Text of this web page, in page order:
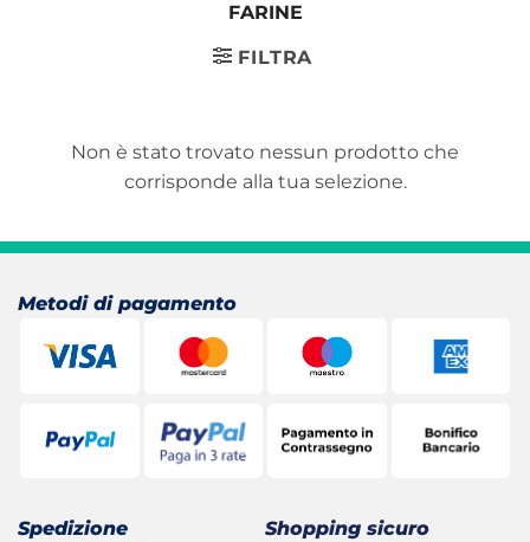
FARINE
FILTRA
Non è stato trovato nessun prodotto che
corrisponde alla tua selezione.
Metodi di pagamento
Spedizione Shopping sicuro